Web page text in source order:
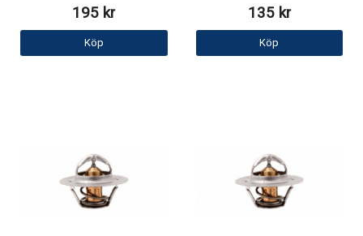
195 kr
Köp
135 kr
Köp